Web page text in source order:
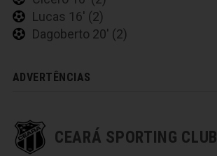
Lucas 16' (2)
Dagoberto 20' (2)
ADVERTÊNCIAS
CEARÁ SPORTING CLUB